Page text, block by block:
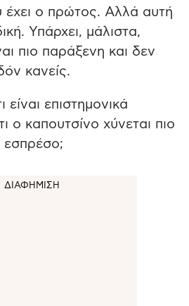
έχει ο πρώτος. Αλλά αυτή
Υπάρχει, μάλιστα,
πιο παράξενη και δεν
κανείς.
είναι επιστημονικά
ο καπουτσίνο χύνεται πιο